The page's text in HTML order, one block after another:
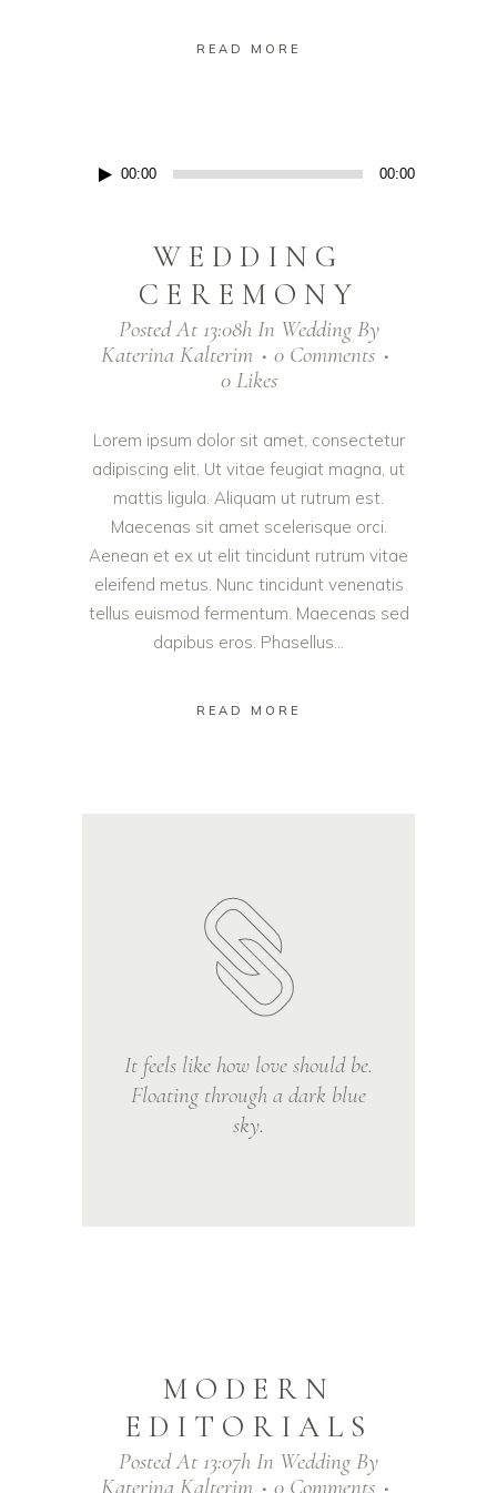
READ MORE
Πρόγραμμα
00:00 00:00
WEDDING
CEREMONY
Posted At 13:08hIn Wedding By
Katerina Kalterim
0 Comments
0 Likes
Lorem ipsum dolor sit amet, consectetur
adipiscing elit. Ut vitae feugiat magna, ut
mattis ligula. Aliquam ut rutrum est.
Maecenas sit amet scelerisque orci.
Aenean et ex ut elit tincidunt rutrum vitae
eleifend metus. Nunc tincidunt venenatis
tellus euismod fermentum. Maecenas sed
dapibus eros. Phasellus...
READ MORE
It feels like how love should be.
Floating through a dark blue
sky.
MODERN
EDITORIALS
Posted At 13:07h In Wedding By
Katerina Kalterim
0 Comments